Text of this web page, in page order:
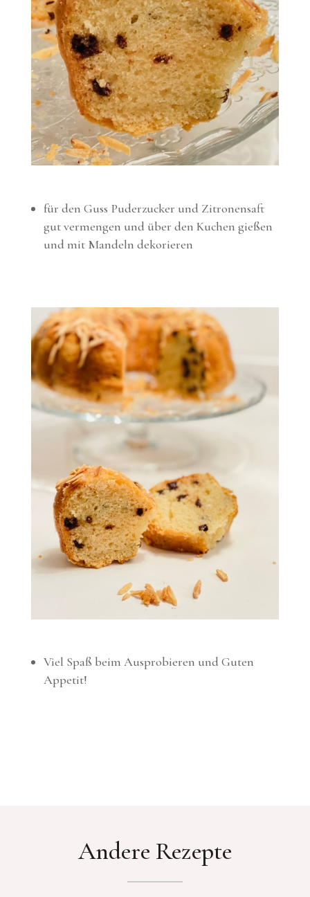
für den Guss Puderzucker und Zitronensaft
gut vermengen und über den Kuchen gießen
und mit Mandeln dekorieren
Viel Spaß beim Ausprobieren und Guten
Appetit!
Andere Rezepte